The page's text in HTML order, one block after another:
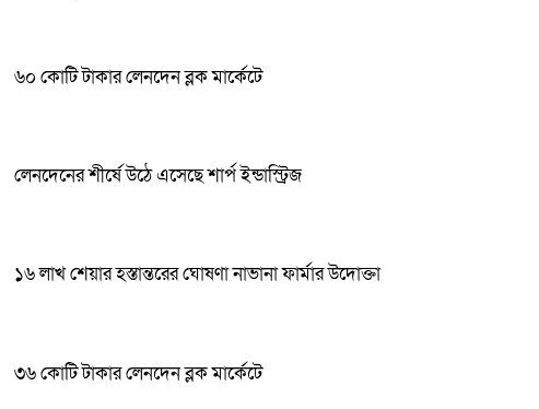
৬০ কোটি টাকার লেনদেন ব্লক মার্কেটে
লেনদেনের শীর্ষে উঠে এসেছে শার্প ইন্ডাস্ট্রিজ
১৬ লাখ শেয়ার হস্তান্তরের ঘোষণা নাভানা ফার্মার উদোক্তা
৩৬ কোটি টাকার লেনদেন ব্লক মার্কেটে